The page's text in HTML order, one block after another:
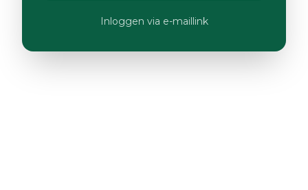
Inloggen via e-maillink